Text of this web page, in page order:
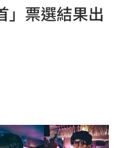
」票選結果出